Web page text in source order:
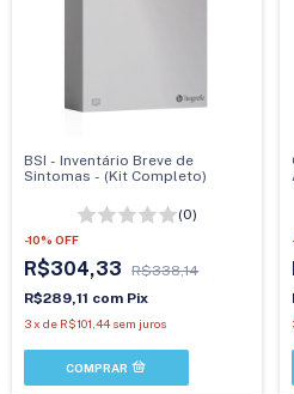
BSI - Inventário Breve de
Sintomas - (Kit Completo)
(0)
-10%OFF
R$304,33
R$338,14
R$289,11 com Pix
3xde R$101,44 sem juros